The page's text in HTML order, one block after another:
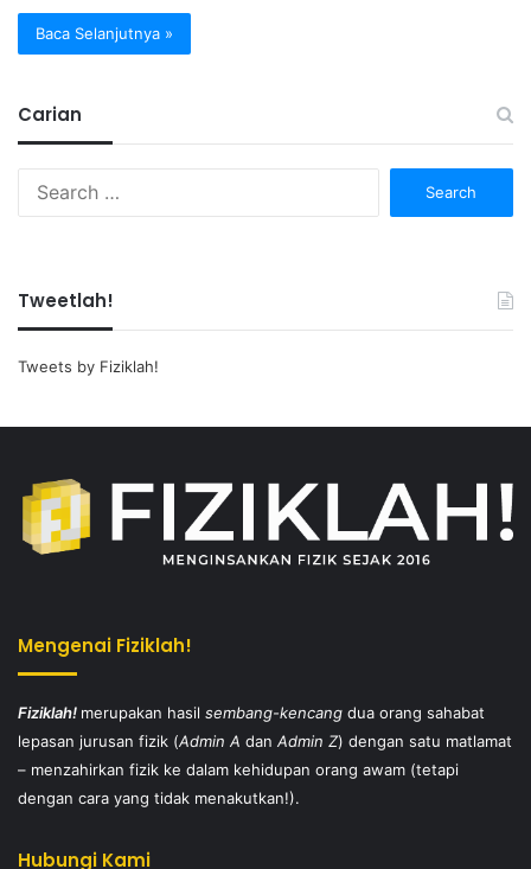
Baca Selanjutnya »
Carian
Tweetlah!
Tweets by Fiziklah!
Mengenai Fiziklah!
Fiziklah! merupakan hasil sembang-kencang dua orang sahabat
lepasan jurusan fizik (Admin A dan Admin Z) dengan satu matlamat
– menzahirkan fizik ke dalam kehidupan orang awam (tetapi
dengan cara yang tidak menakutkan!).
Hubungi Kami